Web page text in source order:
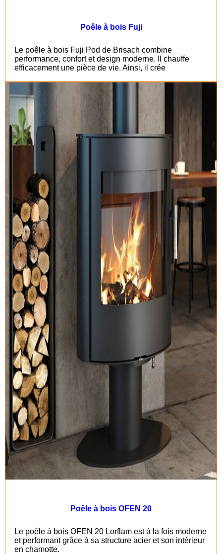
Poêle à bois Fuji
Le poêle à bois Fuji Pod de Brisach combine
performance, confort et design moderne. Il chauffe
efficacement une pièce de vie. Ainsi, il crée
Poêle à bois OFEN 20
Le poêle à bois OFEN 20 Lorflam est à la fois moderne
et performant grâce à sa structure acier et son intérieur
en chamotte.